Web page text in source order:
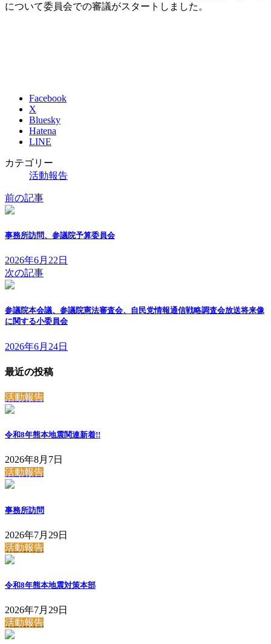
について委員会での審議がスタートしました。
Facebook
X
Bluesky
Hatena
LINE
カテゴリー
活動報告
前の記事
事務所訪問、参議院予算委員会
2026年6月22日
次の記事
参議院本会議、参議院憲法審査会、自民党情報通信戦略調査会放送将来像
に関する小委員会
2026年6月24日
最近の投稿
活動報告
令和8年熊本地震関連新着!!
2026年8月7日
活動報告
事務所訪問
2026年7月29日
活動報告
令和8年熊本地震対策本部
2026年7月29日
活動報告